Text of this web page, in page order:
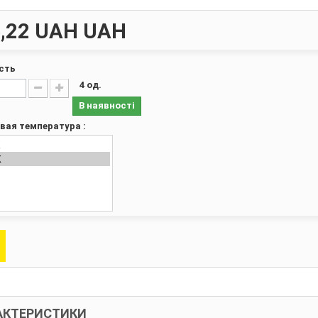
UAH UAH
4 од.
В наявності
температура :